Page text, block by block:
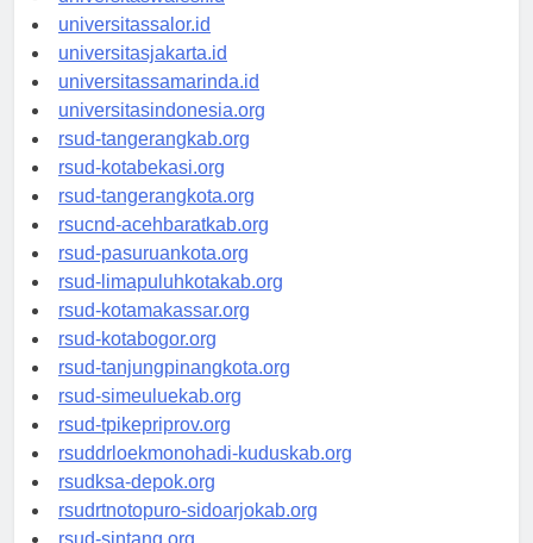
universitaswalesi.id
universitassalor.id
universitasjakarta.id
universitassamarinda.id
universitasindonesia.org
rsud-tangerangkab.org
rsud-kotabekasi.org
rsud-tangerangkota.org
rsucnd-acehbaratkab.org
rsud-pasuruankota.org
rsud-limapuluhkotakab.org
rsud-kotamakassar.org
rsud-kotabogor.org
rsud-tanjungpinangkota.org
rsud-simeuluekab.org
rsud-tpikepriprov.org
rsuddrloekmonohadi-kuduskab.org
rsudksa-depok.org
rsudrtnotopuro-sidoarjokab.org